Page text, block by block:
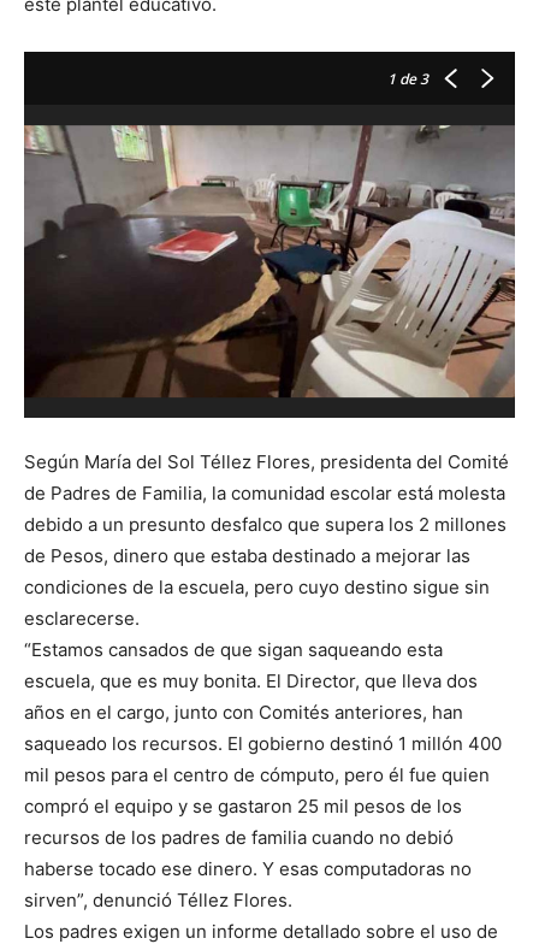
1 de 3
Según María del Sol Téllez Flores, presidenta del Comité
de Padres de Familia, la comunidad escolar está molesta
debido a un presunto desfalco que supera los 2 millones
de Pesos, dinero que estaba destinado a mejorar las
condiciones de la escuela, pero cuyo destino sigue sin
esclarecerse.
“Estamos cansados de que sigan saqueando esta
escuela, que es muy bonita. El Director, que lleva dos
años en el cargo, junto con Comités anteriores, han
saqueado los recursos. El gobierno destinó 1 millón 400
mil pesos para el centro de cómputo, pero él fue quien
compró el equipo y se gastaron 25 mil pesos de los
recursos de los padres de familia cuando no debió
haberse tocado ese dinero. Y esas computadoras no
sirven”, denunció Téllez Flores.
Los padres exigen un informe detallado sobre el uso de